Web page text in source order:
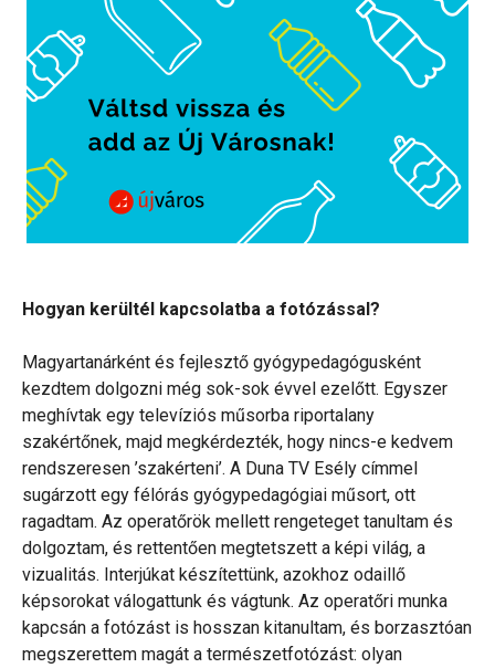
Hogyan kerültél kapcsolatba a fotózással?
Magyartanárként és fejlesztő gyógypedagógusként
kezdtem dolgozni még sok-sok évvel ezelőtt. Egyszer
meghívtak egy televíziós műsorba riportalany
szakértőnek, majd megkérdezték, hogy nincs-e kedvem
rendszeresen ’szakérteni’. A Duna TV Esély címmel
sugárzott egy félórás gyógypedagógiai műsort, ott
ragadtam. Az operatőrök mellett rengeteget tanultam és
dolgoztam, és rettentően megtetszett a képi világ, a
vizualitás. Interjúkat készítettünk, azokhoz odaillő
képsorokat válogattunk és vágtunk. Az operatőri munka
kapcsán a fotózást is hosszan kitanultam, és borzasztóan
megszerettem magát a természetfotózást: olyan